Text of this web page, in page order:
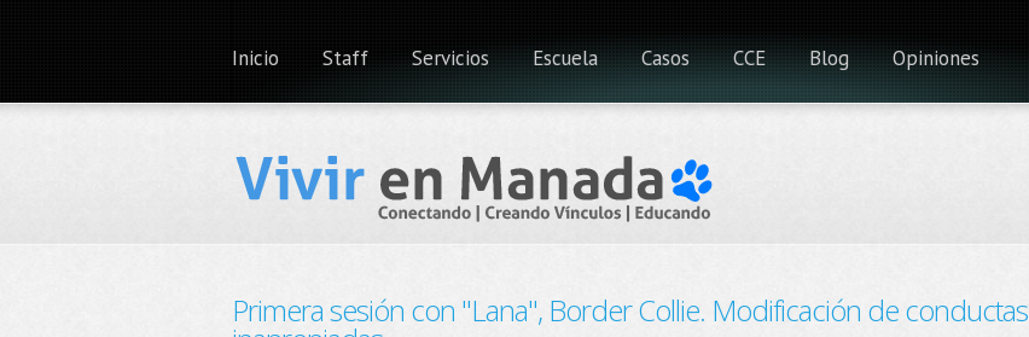
Inicio Staff Servicios Escuela Casos CCE Blog Opiniones
Primera sesión con "Lana", Border Collie. Modificación de conductas